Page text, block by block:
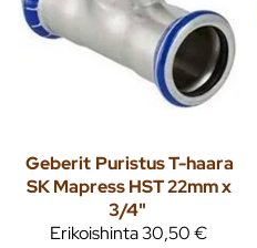
Geberit Puristus T-haara
SK Mapress HST 22mm x
3/4"
Erikoishinta30,50 €